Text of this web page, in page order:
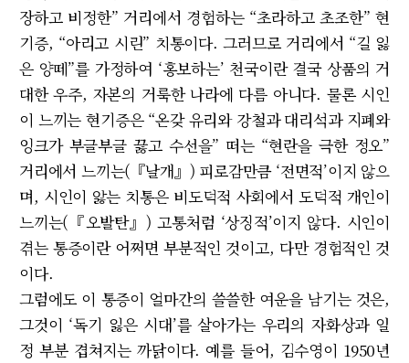
장하고 비정한” 거리에서 경험하는 “초라하고 초조한” 현
기증, “아리고 시린” 치통이다. 그러므로 거리에서 “길 잃
은 양떼”를 가정하여 ‘홍보하는’ 천국이란 결국 상품의 거
대한 우주, 자본의 거룩한 나라에 다름 아니다. 물론 시인
이 느끼는 현기증은 “온갖 유리와 강철과 대리석과 지폐와
잉크가 부글부글 끓고 수선을” 떠는 “현란을 극한 정오”
거리에서 느끼는(『날개』) 피로감만큼 ‘전면적’이지 않으
며, 시인이 앓는 치통은 비도덕적 사회에서 도덕적 개인이
느끼는(『오발탄』) 고통처럼 ‘상징적’이지 않다. 시인이
겪는 통증이란 어쩌면 부분적인 것이고, 다만 경험적인 것
이다.
그럼에도 이 통증이 얼마간의 쓸쓸한 여운을 남기는 것은,
그것이 ‘독기 잃은 시대’를 살아가는 우리의 자화상과 일
정 부분 겹쳐지는 까닭이다. 예를 들어, 김수영이 1950년